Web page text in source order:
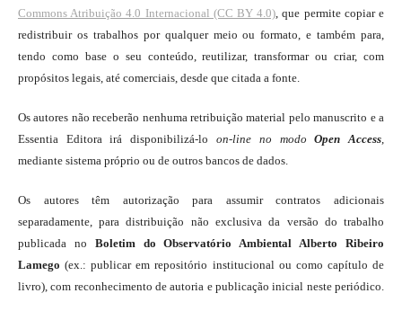
Commons Atribuição 4.0 Internacional (CC BY 4.0), que permite copiar e
redistribuir os trabalhos por qualquer meio ou formato, e também para,
tendo como base o seu conteúdo, reutilizar, transformar ou criar, com
propósitos legais, até comerciais, desde que citada a fonte.
Os autores não receberão nenhuma retribuição material pelo manuscrito e a
Essentia Editora irá disponibilizá-lo on-line no modo Open Access,
mediante sistema próprio ou de outros bancos de dados.
Os autores têm autorização para assumir contratos adicionais
separadamente, para distribuição não exclusiva da versão do trabalho
publicada no Boletim do Observatório Ambiental Alberto Ribeiro
Lamego (ex.: publicar em repositório institucional ou como capítulo de
livro), com reconhecimento de autoria e publicação inicial neste periódico.